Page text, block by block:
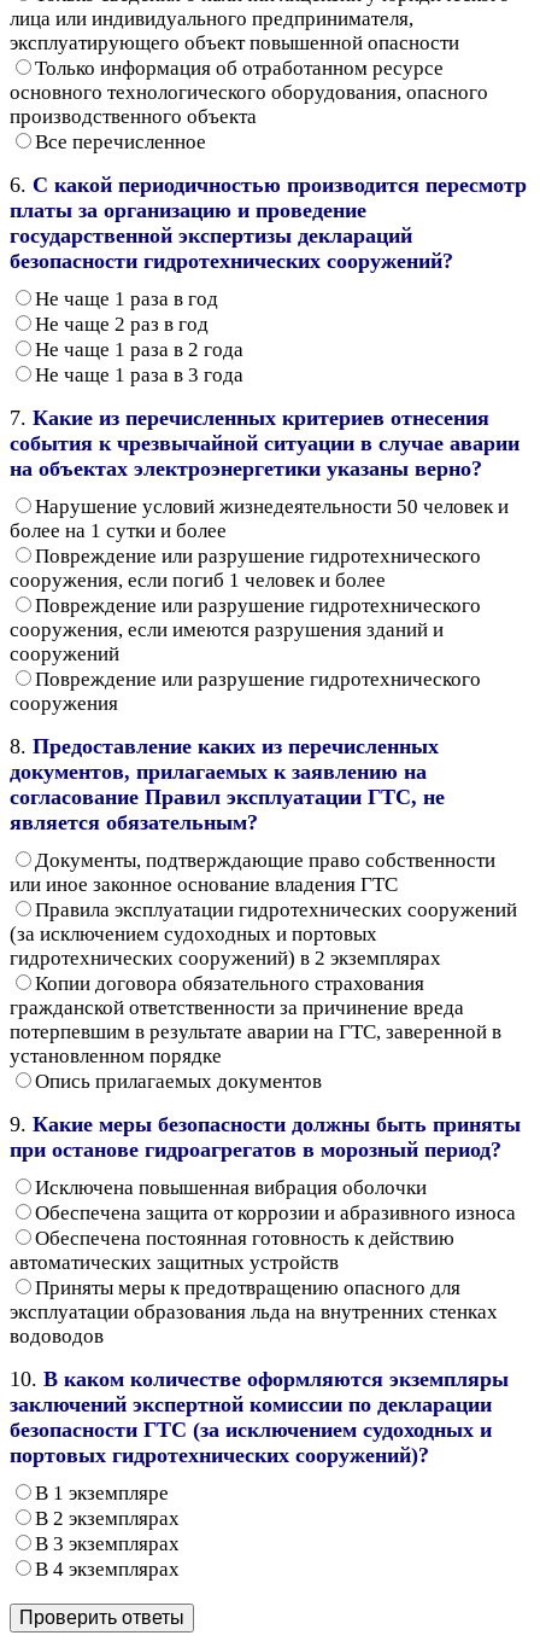
лица или индивидуального предпринимателя,
эксплуатирующего объект повышенной опасности
Только информация об отработанном ресурсе
основного технологического оборудования, опасного
производственного объекта
Все перечисленное
6. С какой периодичностью производится пересмотр
платы за организацию и проведение
государственной экспертизы деклараций
безопасности гидротехнических сооружений?
Не чаще 1 раза в год
Не чаще 2 раз в год
Не чаще 1 раза в 2 года
Не чаще 1 раза в 3 года
7. Какие из перечисленных критериев отнесения
события к чрезвычайной ситуации в случае аварии
на объектах электроэнергетики указаны верно?
Нарушение условий жизнедеятельности 50 человек и
более на 1 сутки и более
Повреждение или разрушение гидротехнического
сооружения, если погиб 1 человек и более
Повреждение или разрушение гидротехнического
сооружения, если имеются разрушения зданий и
сооружений
Повреждение или разрушение гидротехнического
сооружения
8. Предоставление каких из перечисленных
документов, прилагаемых к заявлению на
согласование Правил эксплуатации ГТС, не
является обязательным?
Документы, подтверждающие право собственности
или иное законное основание владения ГТС
Правила эксплуатации гидротехнических сооружений
(за исключением судоходных и портовых
гидротехнических сооружений) в 2 экземплярах
Копии договора обязательного страхования
гражданской ответственности за причинение вреда
потерпевшим в результате аварии на ГТС, заверенной в
установленном порядке
Опись прилагаемых документов
9. Какие меры безопасности должны быть приняты
при останове гидроагрегатов в морозный период?
Исключена повышенная вибрация оболочки
Обеспечена защита от коррозии и абразивного износа
Обеспечена постоянная готовность к действию
автоматических защитных устройств
Приняты меры к предотвращению опасного для
эксплуатации образования льда на внутренних стенках
водоводов
10. В каком количестве оформляются экземпляры
заключений экспертной комиссии по декларации
безопасности ГТС (за исключением судоходных и
портовых гидротехнических сооружений)?
В 1 экземпляре
В 2 экземплярах
В 3 экземплярах
В 4 экземплярах